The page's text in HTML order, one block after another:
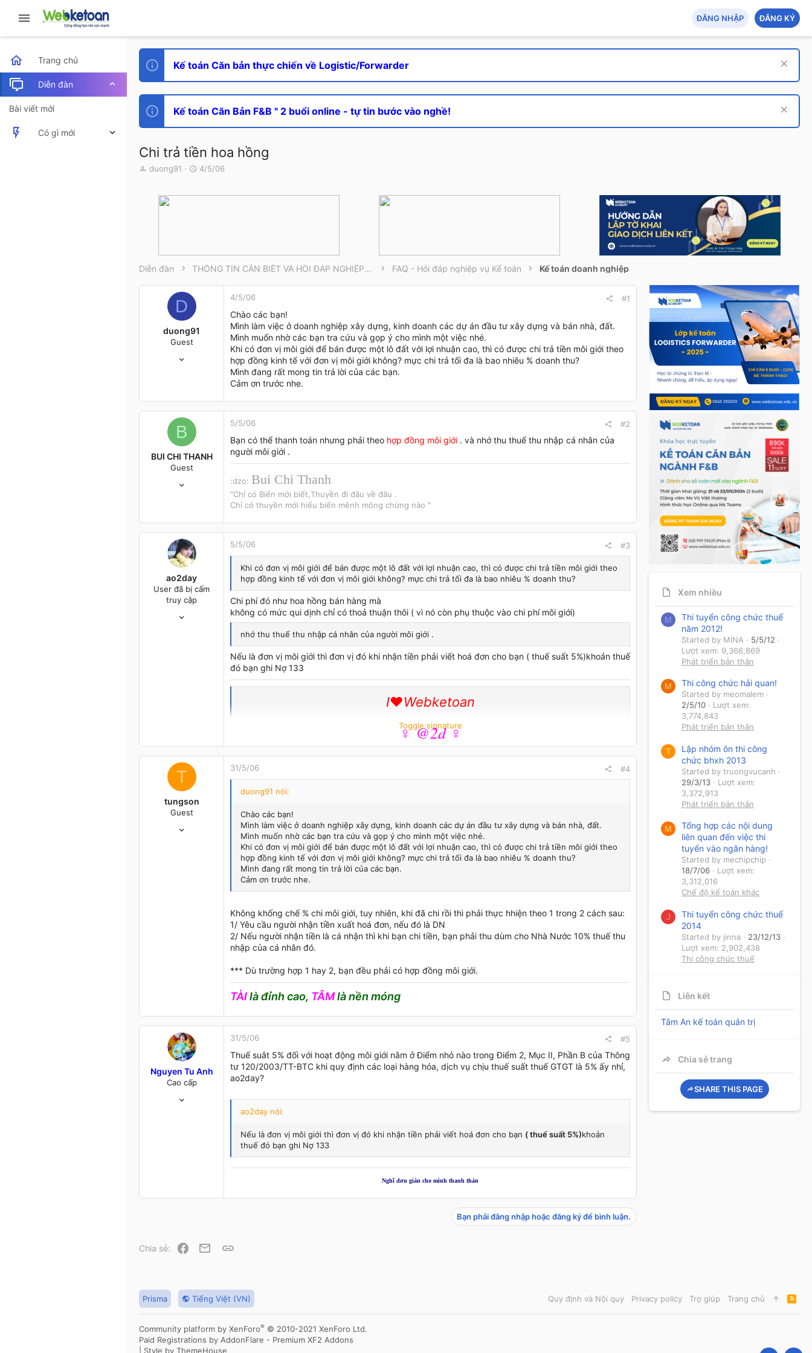
ĐĂNG NHẬP ĐĂNG KÝ
Trang chủ
Diễn đàn
Bài viết mới
Có gì mới
Kế toán Căn bản thực chiến về Logistic/Forwarder
Kế toán Căn Bản F&B " 2 buổi online - tự tin bước vào nghề!
Chi trả tiền hoa hồng
T
r
e
duong91
N
4/5/06
Diễn đàn THÔNG TIN CẦN BIẾT VÀ HỎI ĐÁP NGHIỆP VỤ FAQ - Hỏi đáp nghiệp vụ Kế toán Kế toán doanh nghiệp
D
duong91
Guest
4/5/06 #1
Chào các bạn!
Mình làm việc ở doanh nghiệp xây dựng, kinh doanh các dự án đầu tư xây dựng và bán nhà, đất.
Mình muốn nhờ các bạn tra cứu và gọp ý cho mình một việc nhé.
Khi có đơn vị môi giới để bán được một lô đất với lợi nhuận cao, thì có được chi trả tiền môi giới theo
hợp đồng kinh tế với đơn vị môi giới không? mực chi trả tối đa là bao nhiêu % doanh thu?
Mình đang rất mong tin trả lời của các bạn.
Cảm ơn trước nhe.
B
BUI CHI THANH
Guest
51
VUNG TAU
5/5/06 #2
Bạn có thể thanh toán nhưng phải theo hợp đồng môi giới . và nhớ thu thuế thu nhập cá nhân của
người môi giới .
:dzo: Bui Chi Thanh
"Chỉ có Biển mới biết,Thuyền đi đâu về đâu .
Chỉ có thuyền mới hiểu biển mênh mông chừng nào "
ao2day
User đã bị cấm
truy cập
5/5/06 #3
Khi có đơn vị môi giới để bán được một lô đất với lợi nhuận cao, thì có được chi trả tiền môi giới theo
hợp đồng kinh tế với đơn vị môi giới không? mực chi trả tối đa là bao nhiêu % doanh thu?
Chi phí đó như hoa hồng bán hàng mà
không có mức qui dịnh chỉ có thoả thuận thôi ( vì nó còn phụ thuộc vào chi phí môi giới)
nhớ thu thuế thu nhập cá nhân của người môi giới .
Nếu là đơn vị môi giới thì đơn vị đó khi nhận tiền phải viết hoá đơn cho bạn ( thuế suất 5%)khoản thuế
đó bạn ghi Nợ 133
Toggle signature
I♥Webketoan
♀ @2d ♀
æ♂hæidæφ
T
tungson
Guest
31/5/06 #4
duong91 nói:
Chào các bạn!
Mình làm việc ở doanh nghiệp xây dựng, kinh doanh các dự án đầu tư xây dựng và bán nhà, đất.
Mình muốn nhờ các bạn tra cứu và gọp ý cho mình một việc nhé.
Khi có đơn vị môi giới để bán được một lô đất với lợi nhuận cao, thì có được chi trả tiền môi giới theo
hợp đồng kinh tế với đơn vị môi giới không? mực chi trả tối đa là bao nhiêu % doanh thu?
Mình đang rất mong tin trả lời của các bạn.
Cảm ơn trước nhe.
Không khống chế % chi môi giới, tuy nhiên, khi đã chi rồi thì phải thực hhiện theo 1 trong 2 cách sau:
1/ Yêu cầu người nhận tiền xuất hoá đơn, nếu đó là DN
2/ Nếu người nhận tiền là cá nhận thì khi bạn chi tiền, bạn phải thu dùm cho Nhà Nước 10% thuế thu
nhập của cá nhân đó.
*** Dù trường hợp 1 hay 2, bạn đều phải có hợp đồng môi giới.
TÀIlà đỉnh cao, TÂMlà nền móng
Nguyen Tu Anh
Cao cấp
31/5/06 #5
Thuế suât 5% đối với hoạt động môi giới nằm ở Điểm nhỏ nào trong Điểm 2, Mục II, Phần B của Thông
tư 120/2003/TT-BTC khi quy định các loại hàng hóa, dịch vụ chịu thuế suất thuế GTGT là 5% ấy nhỉ,
ao2day?
ao2day nói:
Nếu là đơn vị môi giới thì đơn vị đó khi nhận tiền phải viết hoá đơn cho bạn ( thuế suất 5%)khoản
thuế đó bạn ghi Nợ 133
Nghĩ đơn giản cho mình thanh thản
Bạn phải đăng nhập hoặc đăng ký để bình luận.
Chia sẻ: Facebook
Email Link
Xem nhiều
M
Thi tuyển công chức thuế
năm 2012!
Started by MINA
5/5/12
Lượt xem: 9,366,869
Phát triển bản thân
M Thi công chức hải quan!
Started by meomalem
2/5/10
Lượt xem:
3,774,843
Phát triển bản thân
T
Lập nhóm ôn thi công
chức bhxh 2013
Started by truongvucanh
29/3/13
Lượt xem:
3,372,913
Phát triển bản thân
M
Tổng hợp các nội dung
liên quan đến việc thi
tuyển vào ngân hàng!
Started by mechipchip
18/7/06
Lượt xem:
3,312,016
Chế độ kế toán khác
J
Thi tuyển công chức thuế
2014
Started by jinna
23/12/13
Lượt xem: 2,902,438
Thi công chức thuế
Liên kết
Tâm An kế toán quản trị
Chia sẻ trang
SHARE THIS PAGE
Prisma Tiếng Việt (VN) Quy định và Nội quy Privacy policy Trợ giúp Trang chủ
R
S
S
Community platform by XenForo® © 2010-2021 XenForo Ltd.
Paid Registrations by AddonFlare - Premium XF2 Addons
Style by ThemeHouse